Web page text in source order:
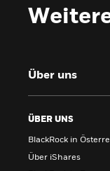
Über uns
ÜBER UNS
BlackRock in
Über iShares